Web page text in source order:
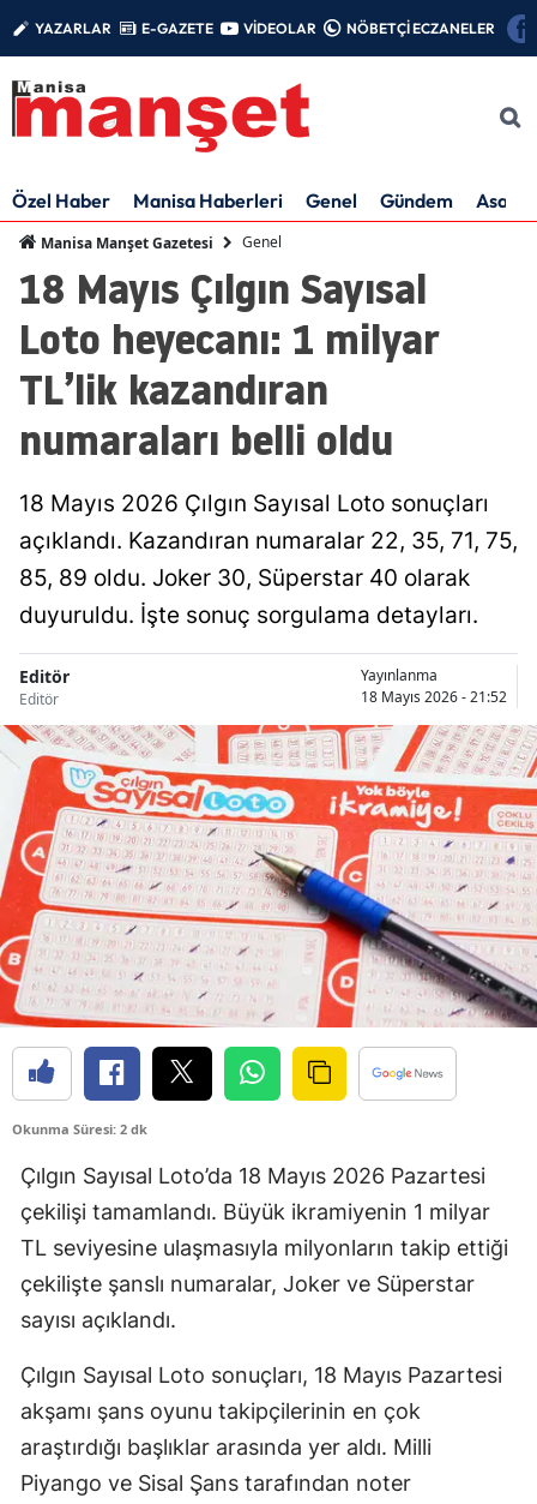
YAZARLAR E-GAZETE VİDEOLAR NÖBETÇİ ECZANELER
Özel Haber Manisa Haberleri Genel Gündem Asayiş
Manisa Manşet Gazetesi Genel
18 Mayıs Çılgın Sayısal
Loto heyecanı: 1 milyar
TL’lik kazandıran
numaraları belli oldu
18 Mayıs 2026 Çılgın Sayısal Loto sonuçları
açıklandı. Kazandıran numaralar 22, 35, 71, 75,
85, 89 oldu. Joker 30, Süperstar 40 olarak
duyuruldu. İşte sonuç sorgulama detayları.
Editör
Editör
Yayınlanma
18 Mayıs 2026 - 21:52
Okunma Süresi: 2 dk
Çılgın Sayısal Loto’da 18 Mayıs 2026 Pazartesi
çekilişi tamamlandı. Büyük ikramiyenin 1 milyar
TL seviyesine ulaşmasıyla milyonların takip ettiği
çekilişte şanslı numaralar, Joker ve Süperstar
sayısı açıklandı.
Çılgın Sayısal Loto sonuçları, 18 Mayıs Pazartesi
akşamı şans oyunu takipçilerinin en çok
araştırdığı başlıklar arasında yer aldı. Milli
Piyango ve Sisal Şans tarafından noter